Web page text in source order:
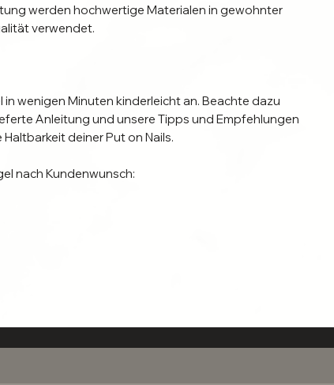
werden hochwertige Materialen in gewohnter
verwendet.
in wenigen Minuten kinderleicht an. Beachte dazu
Anleitung und unsere Tipps und Empfehlungen
deiner Put on Nails.
nach Kundenwunsch: